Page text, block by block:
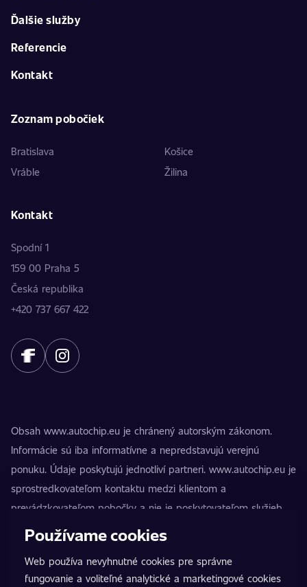
Ďalšie služby
Referencie
Kontakt
Zoznam pobočiek
Bratislava
Košice
Vráble
Žilina
Kontakt
Spodní 1
159 00 Praha 5
Česká republika
+420 737 667 422
Obsah www.autochip.eu je chránený autorským zákonom.
Informácie sú iba informatívne a nepredstavujú verejnú
ponuku. Údaje poskytujú jednotliví partneri. www.autochip.eu je
sprostredkovateľom kontaktu medzi klientom a
prevádzkovateľom pobočky a nie je poskytovateľom služieb.
AutoChip® je registrovaná ochranná známka Petra Kučeru.
technickej nespôsobilosti vozidla na premávku na pozemných
komunikáciách. Presné informácie vždy poskytuje konkrétny
Používame cookies
Web používa nevyhnutné cookies pre správne
fungovanie a voliteľné analytické a marketingové cookies